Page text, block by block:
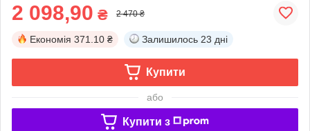
2 098,90 ₴ 2 470 ₴
Економія 371.10 ₴ Залишилось 23 дні
Купити
або
Купити з